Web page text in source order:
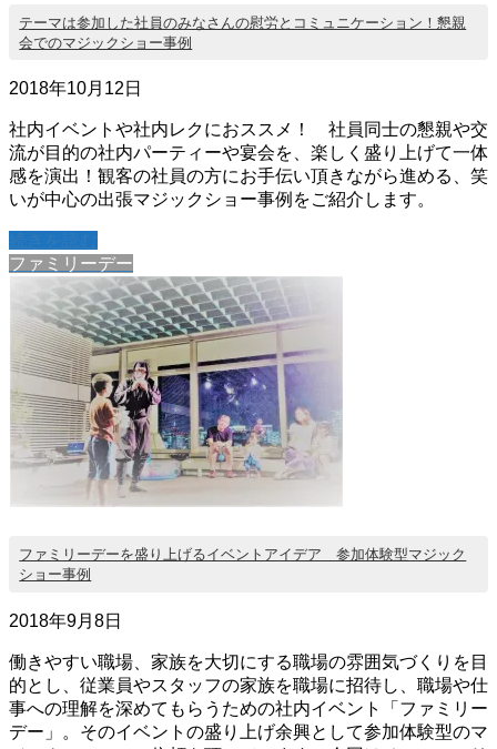
テーマは参加した社員のみなさんの慰労とコミュニケーション！懇親
会でのマジックショー事例
2018年10月12日
社内イベントや社内レクにおススメ！ 社員同士の懇親や交
流が目的の社内パーティーや宴会を、楽しく盛り上げて一体
感を演出！観客の社員の方にお手伝い頂きながら進める、笑
いが中心の出張マジックショー事例をご紹介します。
ファミリーデー
ファミリーデーを盛り上げるイベントアイデア 参加体験型マジック
ショー事例
2018年9月8日
働きやすい職場、家族を大切にする職場の雰囲気づくりを目
的とし、従業員やスタッフの家族を職場に招待し、職場や仕
事への理解を深めてもらうための社内イベント「ファミリー
デー」。そのイベントの盛り上げ余興として参加体験型のマ